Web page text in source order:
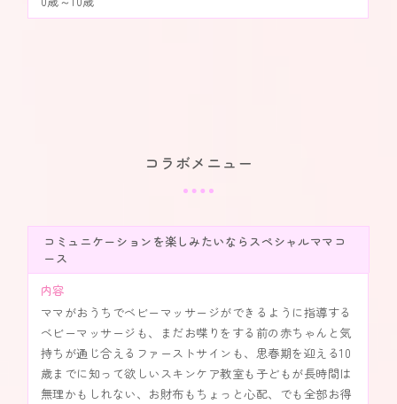
コラボメニュー
コミュニケーションを楽しみたいならスペシャルママコ
ース
内容
ママがおうちでベビーマッサージができるように指導する
ベビーマッサージも、まだお喋りをする前の赤ちゃんと気
持ちが通じ合えるファーストサインも、思春期を迎える10
歳までに知って欲しいスキンケア教室も子どもが長時間は
無理かもしれない、お財布もちょっと心配、でも全部お得